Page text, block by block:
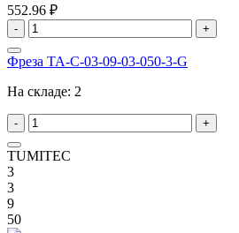
552.96 ₽
- +
Фреза TA-C-03-09-03-050-3-G
На складе: 2
- +
TUMITEC
3
3
9
50